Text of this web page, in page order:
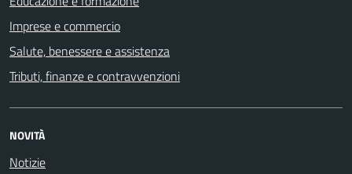
Imprese e commercio
Salute, benessere e assistenza
Tributi, finanze e contravvenzioni
NOVITÀ
Notizie